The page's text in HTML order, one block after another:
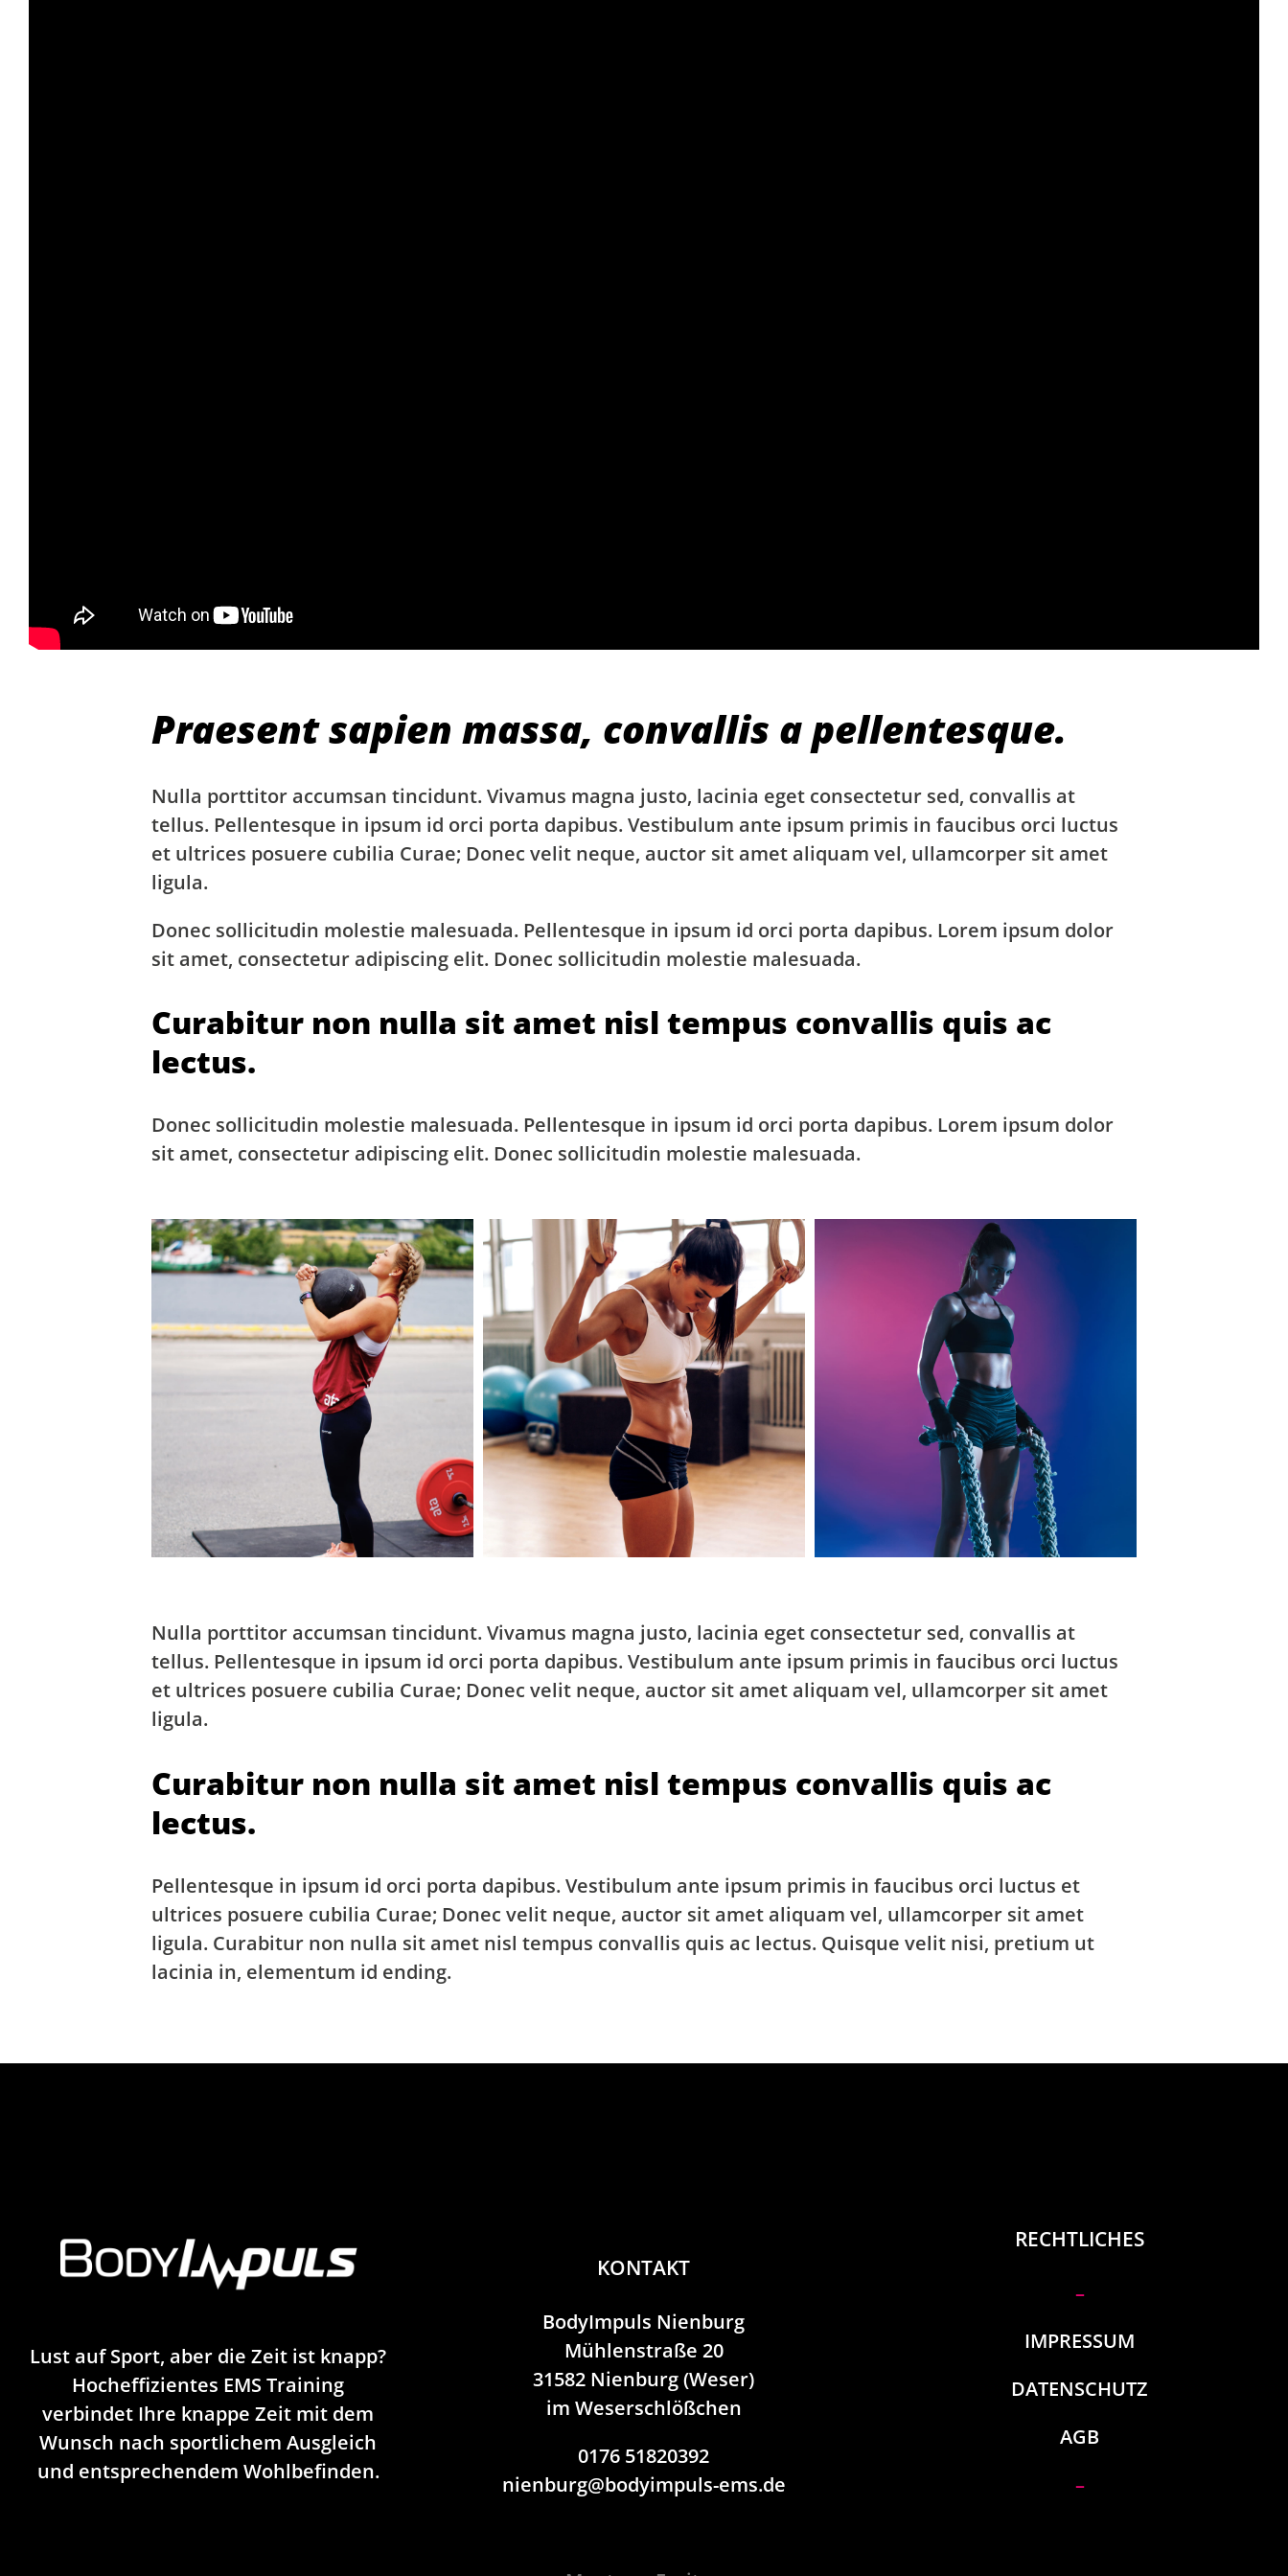
Praesent sapien massa, convallis a pellentesque.
Nulla porttitor accumsan tincidunt. Vivamus magna justo, lacinia eget consectetur sed, convallis at
tellus. Pellentesque in ipsum id orci porta dapibus. Vestibulum ante ipsum primis in faucibus orci luctus
et ultrices posuere cubilia Curae; Donec velit neque, auctor sit amet aliquam vel, ullamcorper sit amet
ligula.
Donec sollicitudin molestie malesuada. Pellentesque in ipsum id orci porta dapibus. Lorem ipsum dolor
sit amet, consectetur adipiscing elit. Donec sollicitudin molestie malesuada.
Curabitur non nulla sit amet nisl tempus convallis quis ac
lectus.
Donec sollicitudin molestie malesuada. Pellentesque in ipsum id orci porta dapibus. Lorem ipsum dolor
sit amet, consectetur adipiscing elit. Donec sollicitudin molestie malesuada.
Nulla porttitor accumsan tincidunt. Vivamus magna justo, lacinia eget consectetur sed, convallis at
tellus. Pellentesque in ipsum id orci porta dapibus. Vestibulum ante ipsum primis in faucibus orci luctus
et ultrices posuere cubilia Curae; Donec velit neque, auctor sit amet aliquam vel, ullamcorper sit amet
ligula.
Curabitur non nulla sit amet nisl tempus convallis quis ac
lectus.
Pellentesque in ipsum id orci porta dapibus. Vestibulum ante ipsum primis in faucibus orci luctus et
ultrices posuere cubilia Curae; Donec velit neque, auctor sit amet aliquam vel, ullamcorper sit amet
ligula. Curabitur non nulla sit amet nisl tempus convallis quis ac lectus. Quisque velit nisi, pretium ut
lacinia in, elementum id ending.
Lust auf Sport, aber die Zeit ist knapp?
Hocheffizientes EMS Training
verbindet Ihre knappe Zeit mit dem
Wunsch nach sportlichem Ausgleich
und entsprechendem Wohlbefinden.
KONTAKT
BodyImpuls Nienburg
Mühlenstraße 20
31582 Nienburg (Weser)
im Weserschlößchen
0176 51820392
nienburg@bodyimpuls-ems.de
RECHTLICHES
–
IMPRESSUM
DATENSCHUTZ
AGB
–